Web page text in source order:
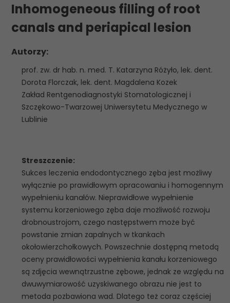
Inhomogeneous filling of root
canals and periapical lesion
Autorzy:
prof. zw. dr hab. n. med. T. Katarzyna Różyło, lek. dent.
Dorota Florczak, lek. dent. Magdalena Kozek
Zakład Rentgenodiagnostyki Stomatologicznej i
Szczękowo-Twarzowej Uniwersytetu Medycznego w
Lublinie
Streszczenie:
Sukces leczenia endodontycznego zęba jest możliwy
wyłącznie po prawidłowym opracowaniu i homogennym
wypełnieniu kanałów. Nieprawidłowe wypełnienie
systemu korzeniowego zęba daje możliwość rozwoju
drobnoustrojom, czego następstwem może być
powstanie zmian zapalnych w tkankach
okołowierzchołkowych. Powszechnie dostępną metodą
oceny prawidłowości wypełnienia kanału korzeniowego
są zdjęcia wewnątrzustne zębowe, jednak ze względu na
dwuwymiarowość uzyskiwanego obrazu nie jest to
metoda pozbawiona wad. Dlatego też coraz częściej